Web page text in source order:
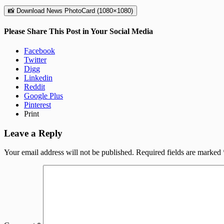
📸 Download News PhotoCard (1080×1080)
Please Share This Post in Your Social Media
Facebook
Twitter
Digg
Linkedin
Reddit
Google Plus
Pinterest
Print
Leave a Reply
Your email address will not be published. Required fields are marked